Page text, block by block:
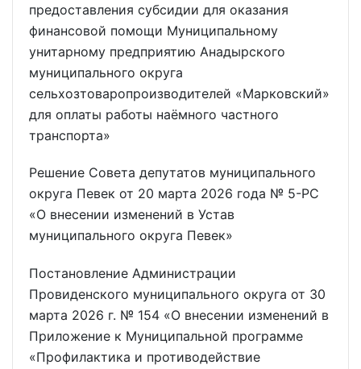
предоставления субсидии для оказания
финансовой помощи Муниципальному
унитарному предприятию Анадырского
муниципального округа
сельхозтоваропроизводителей «Марковский»
для оплаты работы наёмного частного
транспорта»
Решение Совета депутатов муниципального
округа Певек от 20 марта 2026 года № 5-РС
«О внесении изменений в Устав
муниципального округа Певек»
Постановление Администрации
Провиденского муниципального округа от 30
марта 2026 г. № 154 «О внесении изменений в
Приложение к Муниципальной программе
«Профилактика и противодействие